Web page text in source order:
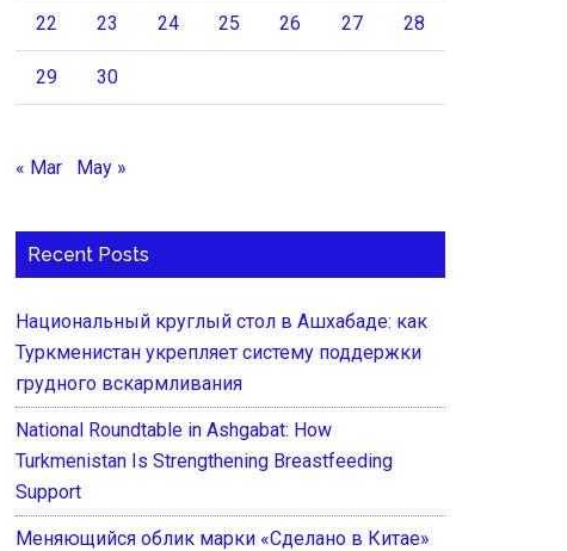
22 23 24 25 26 27 28
29 30
« Mar May »
Recent Posts
Национальный круглый стол в Ашхабаде: как
Туркменистан укрепляет систему поддержки
грудного вскармливания
National Roundtable in Ashgabat: How
Turkmenistan Is Strengthening Breastfeeding
Support
Меняющийся облик марки «Сделано в Китае»